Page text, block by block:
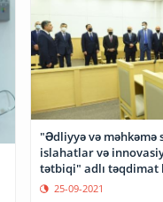
"Ədliyyə və məhkəmə
islahatlar və
tətbiqi" adlı təqdimat
25-09-2021